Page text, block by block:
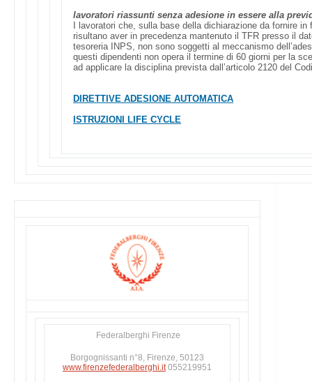
lavoratori riassunti senza adesione in essere alla
I lavoratori che, sulla base della dichiarazione da fornire
risultano aver in precedenza mantenuto il TFR presso il
tesoreria INPS, non sono soggetti al meccanismo
questi dipendenti non opera il termine di 60 giorni per la
ad applicare la disciplina prevista dall’articolo 2120 del
DIRETTIVE ADESIONE AUTOMATICA
ISTRUZIONI LIFE CYCLE
Federalberghi Firenze
Borgognissanti n°8, Firenze, 50123
www.firenzefederalberghi.it055219951